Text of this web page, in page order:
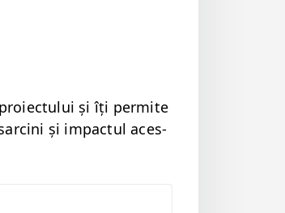
și îți per­mite
și impactul aces­